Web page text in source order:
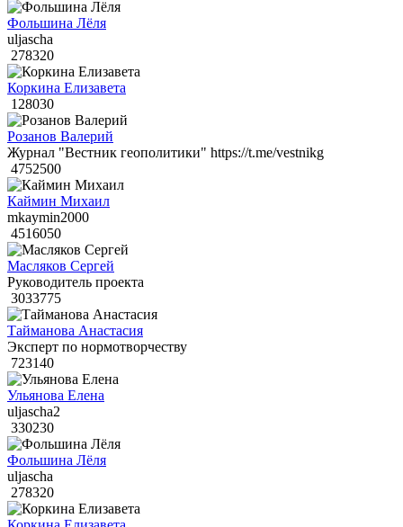
Фольшина Лёля
uljascha
278320
Коркина Елизавета
128030
Розанов Валерий
Журнал "Вестник геополитики" https://t.me/vestnikg
4752500
Каймин Михаил
mkaymin2000
4516050
Масляков Сергей
Руководитель проекта
3033775
Тайманова Анастасия
Эксперт по нормотворчеству
723140
Ульянова Елена
uljascha2
330230
Фольшина Лёля
uljascha
278320